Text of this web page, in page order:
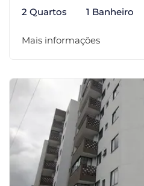
2 Quartos 1 Banheiro
Mais informações